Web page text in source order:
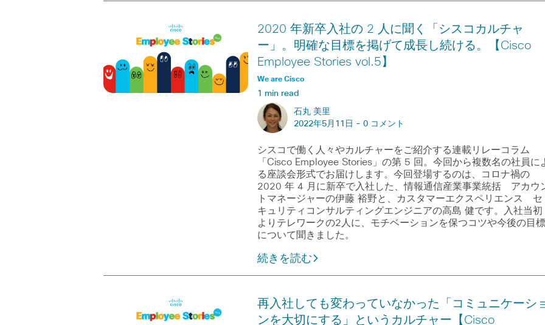
2020 年新卒入社の 2 人に聞く「シスコカルチャ
ー」。明確な目標を掲げて成長し続ける。【Cisco
Employee Stories vol.5】
We are Cisco
1 min read
石丸 美里
2022年5月11日 - 0 コメント
シスコで働く人々やカルチャーをご紹介する連載リレーコラム
「Cisco Employee Stories」の第 5 回。今回から複数名の社員に
る座談会形式でお届けします。今回登場するのは、コロナ禍の
2020 年 4 月に新卒で入社した、情報通信産業事業統括 アカウ
トマネージャーの伊藤 裕野と、カスタマーエクスペリエンス セ
キュリティコンサルティングエンジニアの高島 健です。入社当初
よりテレワークの2人に、モチベーションを保つコツや今後の目標
について聞きました。
続きを読む
再入社しても変わっていなかった「コミュニケーシ
ンを大切にする」というカルチャー【Cisco